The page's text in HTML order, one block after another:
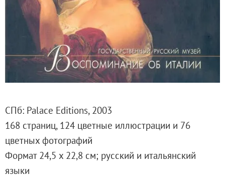
Русское искусство второй половины
Русское народное искусство XVII-XXI
Будущие выставки
Выездные выставки
Садко
Михаил Нестеров
Степан Эрьзя – скульптор мира. К
Эпоха Императора Александра III и её
Архип Куинджи. Иллюзия света
Русская традиция
СПб: Palace Editions, 2003
168 страниц, 124 цветные иллюстрации и 76
цветных фотографий
Формат 24,5 х 22,8 см; русский и итальянский
языки